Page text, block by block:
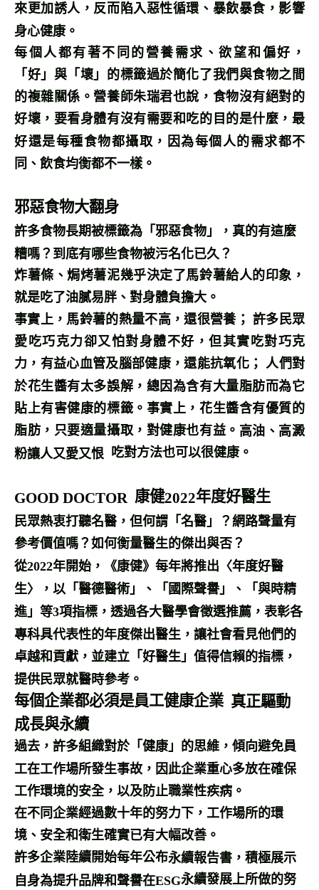
來更加誘人，反而陷入惡性循環、暴飲暴食，影響
身心健康。
每個人都有著不同的營養需求、欲望和偏好，
「好」與「壞」的標籤過於簡化了我們與食物之間
的複雜關係。營養師朱瑞君也說，食物沒有絕對的
好壞，要看身體有沒有需要和吃的目的是什麼，最
好還是每種食物都攝取，因為每個人的需求都不
同、飲食均衡都不一樣。
邪惡食物大翻身
許多食物長期被標籤為「邪惡食物」，真的有這麼
糟嗎？到底有哪些食物被污名化已久？
炸薯條、焗烤薯泥幾乎決定了馬鈴薯給人的印象，
就是吃了油膩易胖、對身體負擔大。
事實上，馬鈴薯的熱量不高，還很營養； 許多民眾
愛吃巧克力卻又怕對身體不好，但其實吃對巧克
力，有益心血管及腦部健康，還能抗氧化； 人們對
於花生醬有太多誤解，總因為含有大量脂肪而為它
貼上有害健康的標籤。事實上，花生醬含有優質的
脂肪，只要適量攝取，對健康也有益。 高油、高澱
粉讓人又愛又恨 吃對方法也可以很健康。
GOOD DOCTOR 康健2022年度好醫生
民眾熱衷打聽名醫，但何謂「名醫」？網路聲量有
參考價值嗎？如何衡量醫生的傑出與否？
從2022年開始，《康健》每年將推出〈年度好醫
生〉，以「醫德醫術」、「國際聲譽」、「與時精
進」等3項指標，透過各大醫學會徵選推薦，表彰各
專科具代表性的年度傑出醫生，讓社會看見他們的
卓越和貢獻，並建立「好醫生」值得信賴的指標，
提供民眾就醫時參考。
每個企業都必須是員工健康企業 真正驅動
成長與永續
過去，許多組織對於「健康」的思維，傾向避免員
工在工作場所發生事故，因此企業重心多放在確保
工作環境的安全，以及防止職業性疾病。
在不同企業經過數十年的努力下，工作場所的環
境、安全和衛生確實已有大幅改善。
許多企業陸續開始每年公布永續報告書，積極展示
自身為提升品牌和聲譽在ESG永續發展上所做的努